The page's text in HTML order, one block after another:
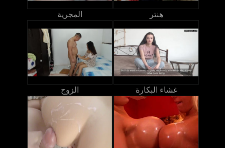
المجرية هنتر
الزوج غشاء البكارة